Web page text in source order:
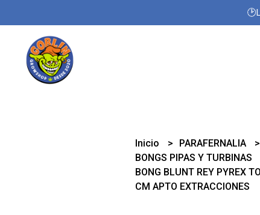
Inicio
PARAFERNALIA
BONGS PIPAS Y TURBINAS
BONG BLUNT REY PYREX
CM APTO EXTRACCIONES